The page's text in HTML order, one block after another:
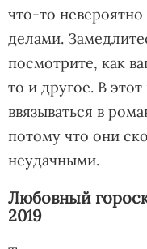
что-то
делами.
посмотрите, как
то и другое. В
ввязываться в
потому что они
неудачными.
Любовный
2019